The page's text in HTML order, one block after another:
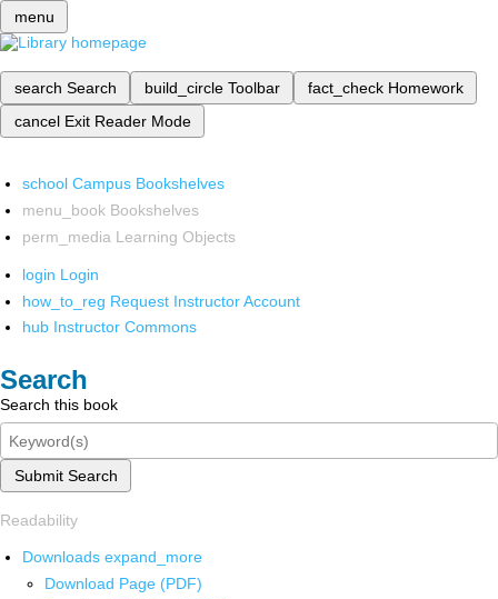
menu
search Search build_circle Toolbar fact_check Homework
cancel Exit Reader Mode
school Campus Bookshelves
menu_book Bookshelves
perm_media Learning Objects
login Login
how_to_reg Request Instructor Account
hub Instructor Commons
Search
Search this book
Submit Search
Readability
Downloads expand_more
Download Page (PDF)